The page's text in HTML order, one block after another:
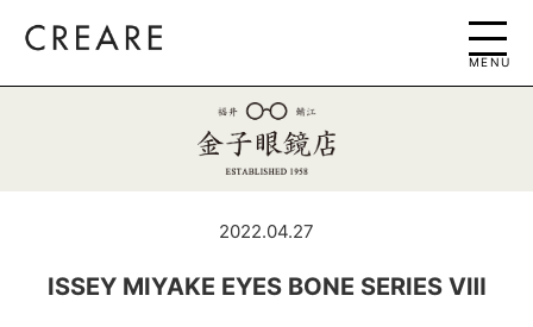
MENU
2022.04.27
ISSEY MIYAKE EYES BONE SERIES Ⅷ